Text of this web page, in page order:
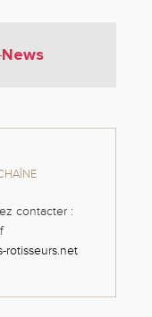
News
contacter :
rotisseurs.net